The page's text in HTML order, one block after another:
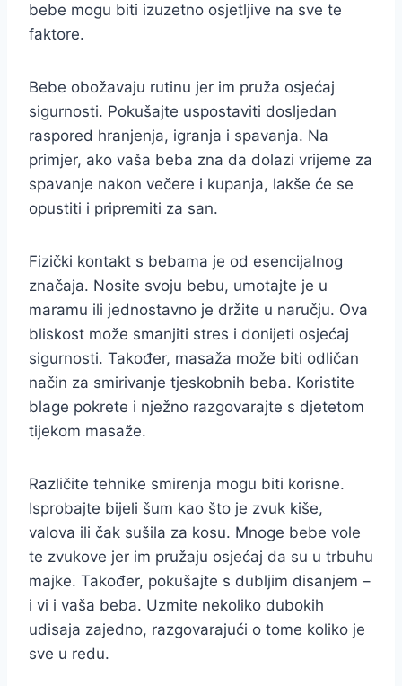
bebe mogu biti izuzetno osjetljive na sve te
faktore.
Bebe obožavaju rutinu jer im pruža osjećaj
sigurnosti. Pokušajte uspostaviti dosljedan
raspored hranjenja, igranja i spavanja. Na
primjer, ako vaša beba zna da dolazi vrijeme za
spavanje nakon večere i kupanja, lakše će se
opustiti i pripremiti za san.
Fizički kontakt s bebama je od esencijalnog
značaja. Nosite svoju bebu, umotajte je u
maramu ili jednostavno je držite u naručju. Ova
bliskost može smanjiti stres i donijeti osjećaj
sigurnosti. Također, masaža može biti odličan
način za smirivanje tjeskobnih beba. Koristite
blage pokrete i nježno razgovarajte s djetetom
tijekom masaže.
Različite tehnike smirenja mogu biti korisne.
Isprobajte bijeli šum kao što je zvuk kiše,
valova ili čak sušila za kosu. Mnoge bebe vole
te zvukove jer im pružaju osjećaj da su u trbuhu
majke. Također, pokušajte s dubljim disanjem –
i vi i vaša beba. Uzmite nekoliko dubokih
udisaja zajedno, razgovarajući o tome koliko je
sve u redu.